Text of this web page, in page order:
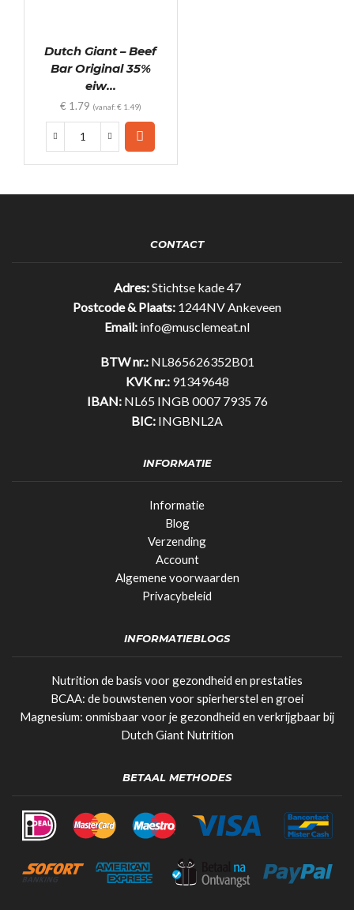
Dutch Giant – Beef
Bar Original 35%
eiw...
€ 1.79 (vanaf:€ 1.49)
Dutch
CONTACT
Adres:Stichtse kade 47
Postcode & Plaats: 1244NV Ankeveen
Email: info@musclemeat.nl
BTW nr.:NL865626352B01
KVK nr.:91349648
IBAN:NL65 INGB 0007 7935 76
BIC: INGBNL2A
INFORMATIE
Informatie
Blog
Verzending
Account
Algemene voorwaarden
Privacybeleid
INFORMATIEBLOGS
Nutrition de basis voor gezondheid en prestaties
BCAA: de bouwstenen voor spierherstel en groei
Magnesium: onmisbaar voor je gezondheid en verkrijgbaar bij
Dutch Giant Nutrition
BETAAL METHODES